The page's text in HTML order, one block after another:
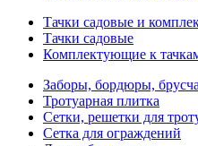
Тачки садовые и
Тачки садовые
Комплектующие к
Заборы, бордюры,
Тротуарная плитка
Сетки, решетки для
Сетка для ограждений